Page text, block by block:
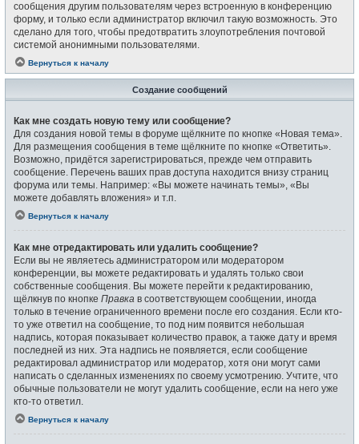
сообщения другим пользователям через встроенную в конференцию
форму, и только если администратор включил такую возможность. Это
сделано для того, чтобы предотвратить злоупотребления почтовой
системой анонимными пользователями.
Вернуться к началу
Создание сообщений
Как мне создать новую тему или сообщение?
Для создания новой темы в форуме щёлкните по кнопке «Новая тема».
Для размещения сообщения в теме щёлкните по кнопке «Ответить».
Возможно, придётся зарегистрироваться, прежде чем отправить
сообщение. Перечень ваших прав доступа находится внизу страниц
форума или темы. Например: «Вы можете начинать темы», «Вы
можете добавлять вложения» и т.п.
Вернуться к началу
Как мне отредактировать или удалить сообщение?
Если вы не являетесь администратором или модератором
конференции, вы можете редактировать и удалять только свои
собственные сообщения. Вы можете перейти к редактированию,
щёлкнув по кнопке Правка в соответствующем сообщении, иногда
только в течение ограниченного времени после его создания. Если кто-
то уже ответил на сообщение, то под ним появится небольшая
надпись, которая показывает количество правок, а также дату и время
последней из них. Эта надпись не появляется, если сообщение
редактировал администратор или модератор, хотя они могут сами
написать о сделанных изменениях по своему усмотрению. Учтите, что
обычные пользователи не могут удалить сообщение, если на него уже
кто-то ответил.
Вернуться к началу